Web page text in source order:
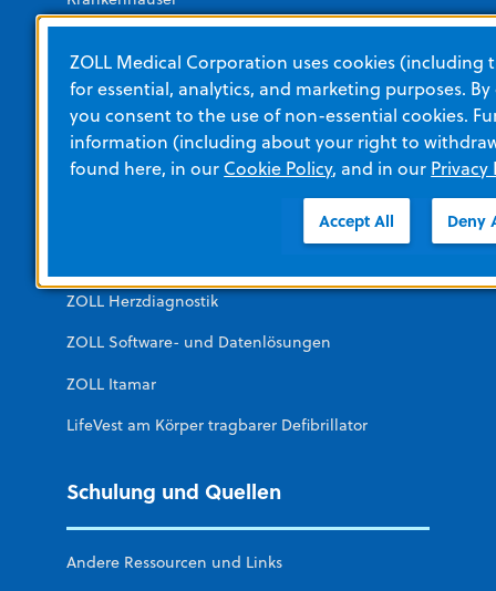
Keine Akutversorgung
Öffentlicher Bereich (Public Access)
Weitere Abteilungen von ZOLL
ZOLL Herzdiagnostik
ZOLL Software- und Datenlösungen
ZOLL Itamar
LifeVest am Körper tragbarer Defibrillator
Schulung und Quellen
Andere Ressourcen und Links
ZOLL Medical Corporation uses cookies (including
for essential, analytics, and marketing purposes. By
you consent to the use of non-essential cookies.
information (including about your right to
found here, in our Cookie Policy, and in our Privacy
Accept All Deny